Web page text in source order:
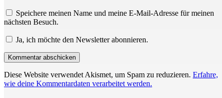
Speichere meinen Name und meine E-Mail-Adresse für meinen
nächsten Besuch.
Ja, ich möchte den Newsletter abonnieren.
Diese Website verwendet Akismet, um Spam zu reduzieren. Erfahre,
wie deine Kommentardaten verarbeitet werden.